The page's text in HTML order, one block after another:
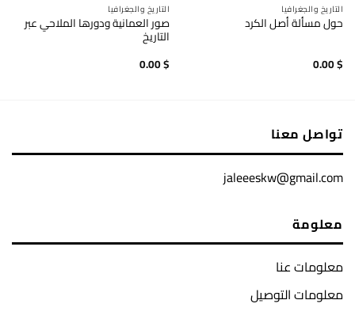
التاريخ والجغرافيا
حول مسألة أصل الكرد
0.00$
التاريخ والجغرافيا
صور العمانية ودورها الملاحي عبر
التاريخ
0.00$
تواصل معنا
jaleeeskw@gmail.com
معلومة
معلومات عنا
معلومات التوصيل